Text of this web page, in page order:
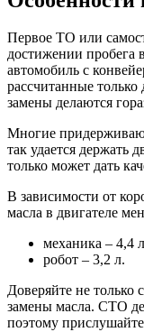
Первое ТО или
достижении пробега
автомобиль с
рассчитанные
замены делаются
Многие
так удается держать
только может дать
В зависимости от
масла в двигателе
механика – 4,4
робот – 3,2 л.
Доверяйте не только
замены масла. СТО
поэтому